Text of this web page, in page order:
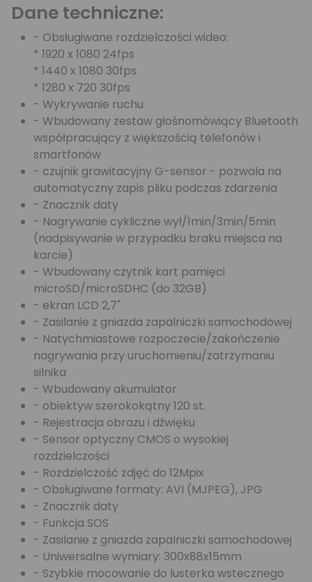
Dane techniczne:
- Obsługiwane rozdzielczości wideo:
* 1920 x 1080 24fps
* 1440 x 1080 30fps
* 1280 x 720 30fps
- Wykrywanie ruchu
- Wbudowany zestaw głośnomówiący Bluetooth
współpracujący z większością telefonów i
smartfonów
- czujnik grawitacyjny G-sensor - pozwala na
automatyczny zapis pliku podczas zdarzenia
- Znacznik daty
- Nagrywanie cykliczne wył/1min/3min/5min
(nadpisywanie w przypadku braku miejsca na
karcie)
- Wbudowany czytnik kart pamięci
microSD/microSDHC (do 32GB)
- ekran LCD 2,7"
- Zasilanie z gniazda zapalniczki samochodowej
- Natychmiastowe rozpoczecie/zakończenie
nagrywania przy uruchomieniu/zatrzymaniu
silnika
- Wbudowany akumulator
- obiektyw szerokokątny 120 st.
- Rejestracja obrazu i dźwięku
- Sensor optyczny CMOS o wysokiej
rozdzielczości
- Rozdzielczość zdjęć do 12Mpix
- Obsługiwane formaty: AVI (MJPEG), JPG
- Znacznik daty
- Funkcja SOS
- Zasilanie z gniazda zapalniczki samochodowej
- Uniwersalne wymiary: 300x88x15mm
- Szybkie mocowanie do lusterka wstecznego